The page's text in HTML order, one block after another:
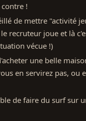
!
de mettre "activité
le recruteur joue et là
vécue !)
une belle
en servirez pas, ou
de faire du surf sur